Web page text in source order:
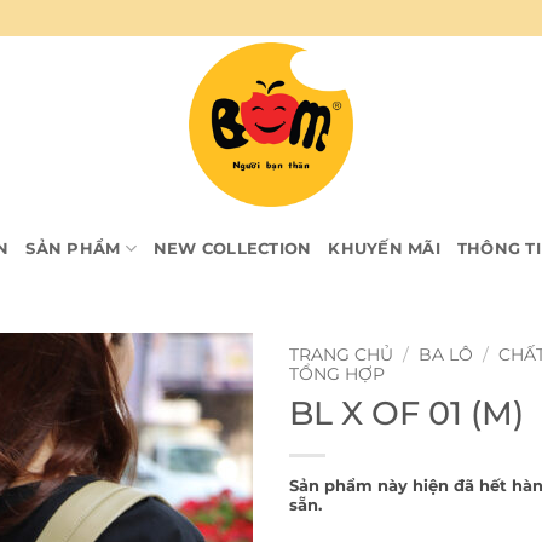
SẢN PHẨM NEW COLLECTION KHUYẾN MÃI THÔNG
TRANG CHỦ / BA LÔ /
TỔNG HỢP
BL X OF 01 (M)
Sản phẩm này hiện đã hết
sẵn.